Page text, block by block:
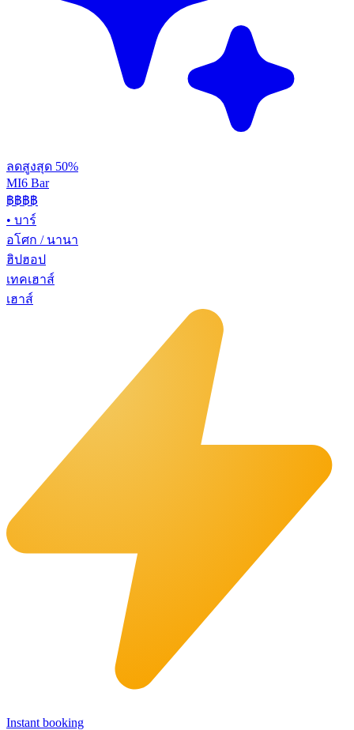
ลดสูงสุด 50%
MI6 Bar
฿฿฿฿
• บาร์
อโศก / นานา
ฮิปฮอป
เทคเฮาส์
เฮาส์
Instant booking